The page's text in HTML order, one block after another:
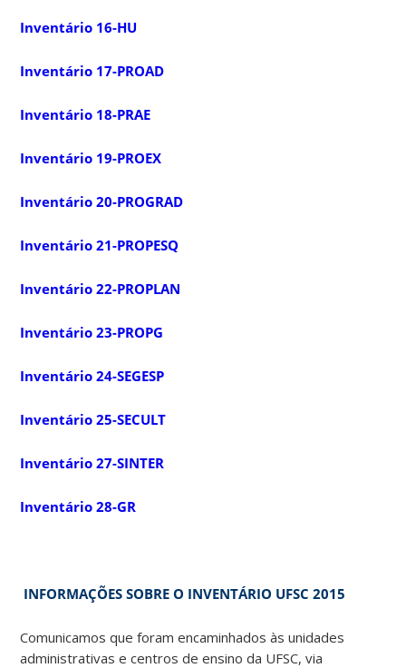
Inventário 16-HU
Inventário 17-PROAD
Inventário 18-PRAE
Inventário 19-PROEX
Inventário 20-PROGRAD
Inventário 21-PROPESQ
Inventário 22-PROPLAN
Inventário 23-PROPG
Inventário 24-SEGESP
Inventário 25-SECULT
Inventário 27-SINTER
Inventário 28-GR
INFORMAÇÕES SOBRE O INVENTÁRIO UFSC 2015
Comunicamos que foram encaminhados às unidades
administrativas e centros de ensino da UFSC, via